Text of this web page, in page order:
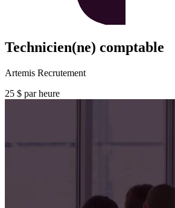
Technicien(ne) comptable
Artemis Recrutement
25 $ par heure